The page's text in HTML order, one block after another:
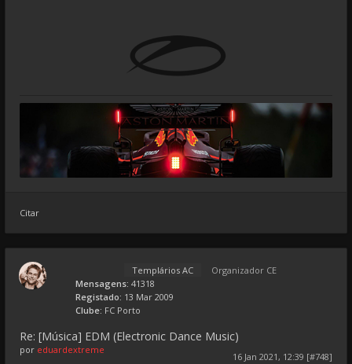
Citar
Templários AC
Organizador CE
Mensagens: 41318
Registado: 13 Mar 2009
Clube: FC Porto
Re: [Música] EDM (Electronic Dance Music)
16 Jan 2021, 12:39 [#748]
por eduardextreme